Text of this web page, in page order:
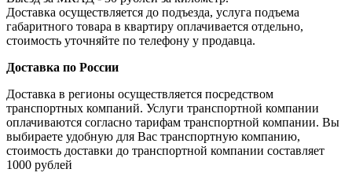
Доставка осуществляется до подъезда, услуга подъема
габаритного товара в квартиру оплачивается отдельно,
стоимость уточняйте по телефону у продавца.
Доставка по России
Доставка в регионы осуществляется посредством
транспортных компаний. Услуги транспортной компании
оплачиваются согласно тарифам транспортной компании. Вы
выбираете удобную для Вас транспортную компанию,
стоимость доставки до транспортной компании составляет
1000 рублей